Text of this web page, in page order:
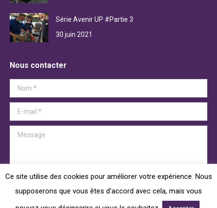
Série Avenir UP #Partie 3
30 juin 2021
Nous contacter
Nom *
E-mail *
Message
Soumettre
Ce site utilise des cookies pour améliorer votre expérience. Nous
supposerons que vous êtes d'accord avec cela, mais vous